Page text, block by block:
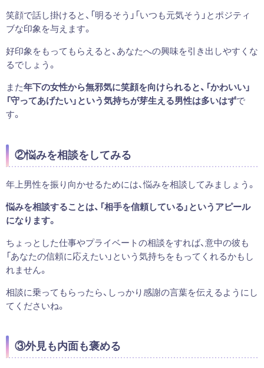
笑顔で話し掛けると、「明るそう」「いつも元気そう」とポジティ
ブな印象を与えます。
好印象をもってもらえると、あなたへの興味を引き出しやすくな
るでしょう。
また年下の女性から無邪気に笑顔を向けられると、「かわいい」
「守ってあげたい」という気持ちが芽生える男性は多いはずで
す。
②悩みを相談をしてみる
年上男性を振り向かせるためには、悩みを相談してみましょう。
悩みを相談することは、「相手を信頼している」というアピール
になります。
ちょっとした仕事やプライベートの相談をすれば、意中の彼も
「あなたの信頼に応えたい」という気持ちをもってくれるかもし
れません。
相談に乗ってもらったら、しっかり感謝の言葉を伝えるようにし
てくださいね。
③外見も内面も褒める